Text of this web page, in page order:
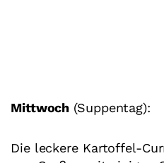
Mittwoch (Suppentag):
Die leckere Kartoffel-